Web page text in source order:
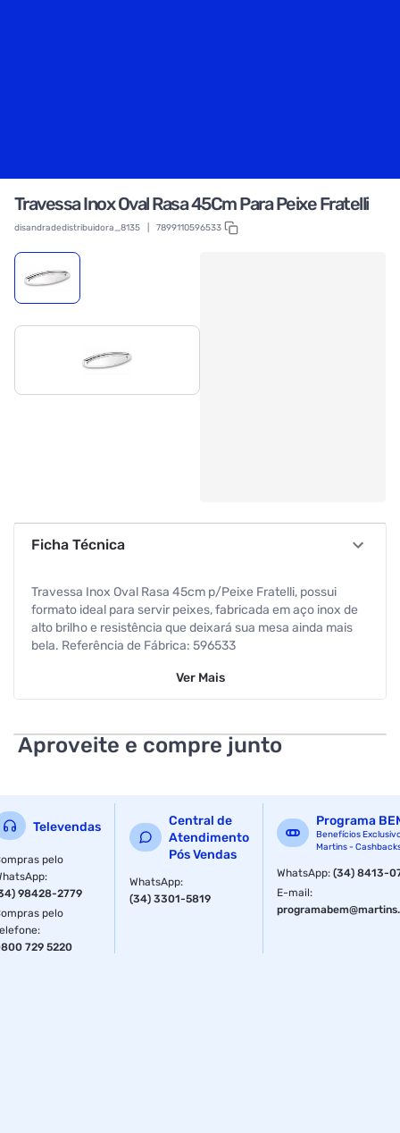
Travessa Inox Oval Rasa 45Cm Para Peixe Fratelli
disandradedistribuidora_8135 7899110596533
Ficha Técnica
Travessa Inox Oval Rasa 45cm p/Peixe Fratelli, possui
formato ideal para servir peixes, fabricada em aço inox de
alto brilho e resistência que deixará sua mesa ainda mais
bela. Referência de Fábrica: 596533
Código de Barras: 7899110596533
Peso Líquido: 267 g
Tipo Rasa
Material
Material
Ver Mais
Aproveite e compre junto
Televendas
pelo
:
98428-2779
pelo
:
729 5220
Central de
Atendimento
Pós Vendas
WhatsApp:
(34) 3301-5819
Programa
Benefícios
Martins -
WhatsApp:(34) 8413-
E-mail: